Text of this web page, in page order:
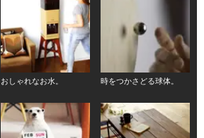
おしゃれなお水。 時をつかさどる球体。